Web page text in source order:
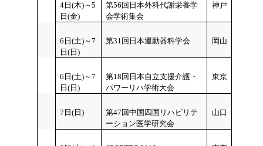
4日(木)～5
日(金)
第56回日本外科代謝栄養学
会学術集会
神戸
6日(土)～7
日(日)
第31回日本運動器科学会 岡山
6日(土)～7
日(日)
第18回日本自立支援介護・
パワーリハ学術大会
東京
7日(日)
第47回中国四国リハビリテ
ーション医学研究会
山口